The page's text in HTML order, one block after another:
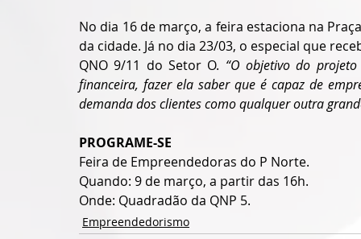
No dia 16 de março, a feira estaciona na
da cidade. Já no dia 23/03, o especial que
QNO 9/11 do Setor O. “O objetivo do
financeira, fazer ela saber que é capaz de
demanda dos clientes como qualquer outra
PROGRAME-SE
Feira de Empreendedoras do P Norte.
Quando: 9 de março, a partir das 16h.
Onde: Quadradão da QNP 5.
Empreendedorismo